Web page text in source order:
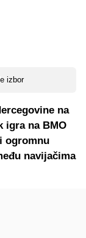
izbor
na
igra na BMO
ogromnu
navijačima